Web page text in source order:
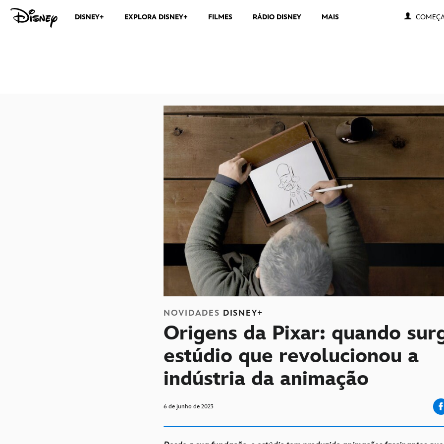
DISNEY+ EXPLORA DISNEY+ FILMES RÁDIO DISNEY MAIS
NOVIDADES DISNEY+
Origens da Pixar: quando
estúdio que revolucionou a
indústria da animação
6 de junho de 2023